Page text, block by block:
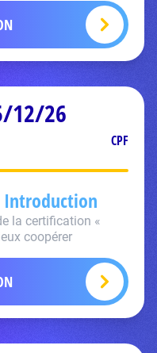
12/26
CPF
Introduction
la certification «
coopérer